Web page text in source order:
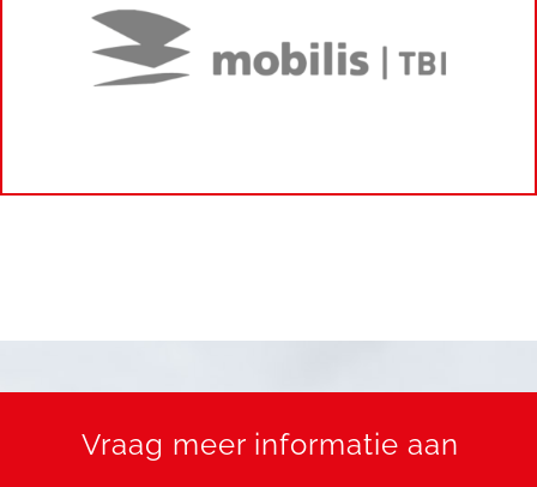
Vraag meer informatie aan